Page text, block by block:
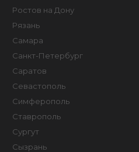
Ростов на Дону
Рязань
Самара
Санкт-Петербург
Саратов
Севастополь
Симферополь
Ставрополь
Сургут
Сызрань